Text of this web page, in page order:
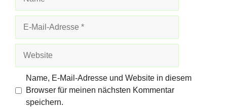
Adresse
Name, E-Mail-Adresse und Website in diesem
Browser für meinen nächsten Kommentar
speichern.